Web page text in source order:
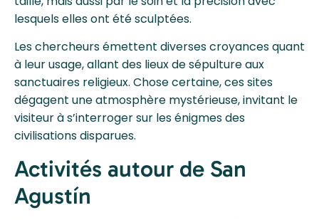
lesquels elles ont été sculptées.
Les chercheurs émettent diverses croyances quant
à leur usage, allant des lieux de sépulture aux
sanctuaires religieux. Chose certaine, ces sites
dégagent une atmosphère mystérieuse, invitant le
visiteur à s’interroger sur les énigmes des
civilisations disparues.
Activités autour de San
Agustín